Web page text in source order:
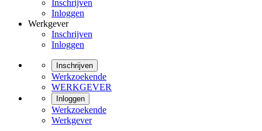
Inschrijven
Inloggen
Werkgever
Inschrijven
Inloggen
Inschrijven
Werkzoekende
WERKGEVER
Inloggen
Werkzoekende
Werkgever